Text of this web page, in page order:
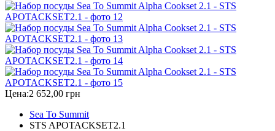
Цена:2 652,00 грн
Sea To Summit
STS APOTACKSET2.1